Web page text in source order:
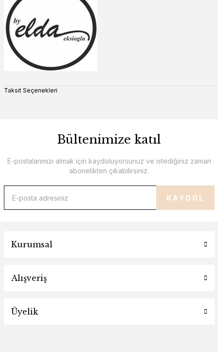
Taksit Seçenekleri
Bültenimize katıl
E-postalarımızı almak için kaydoluyorsunuz ve istediğiniz zaman
abonelikten çıkabilirsiniz.
KAYDOL
Kurumsal
Alışveriş
Üyelik